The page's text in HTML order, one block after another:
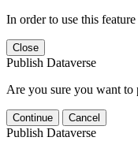
In order to use this
Close
Publish Dataverse
Are you sure you want to
Continue Cancel
Publish Dataverse